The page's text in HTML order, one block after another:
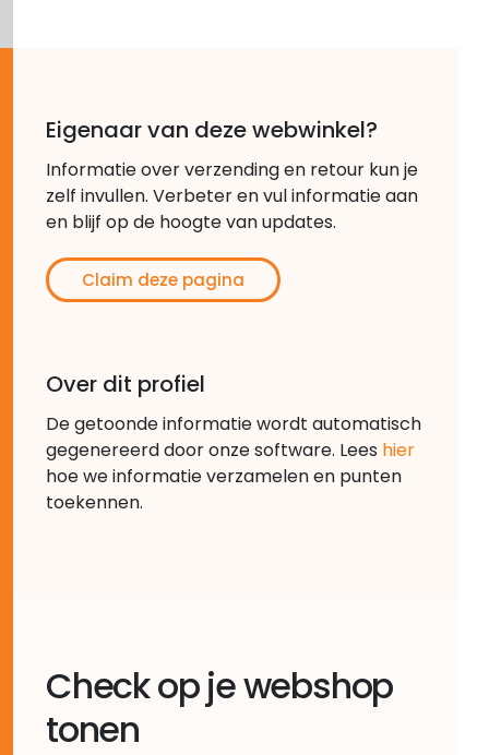
Eigenaar van deze webwinkel?
Informatie over verzending en retour kun je
zelf invullen. Verbeter en vul informatie aan
en blijf op de hoogte van updates.
Claim deze pagina
Over dit profiel
De getoonde informatie wordt automatisch
gegenereerd door onze software. Lees hier
hoe we informatie verzamelen en punten
toekennen.
Check op je webshop
tonen